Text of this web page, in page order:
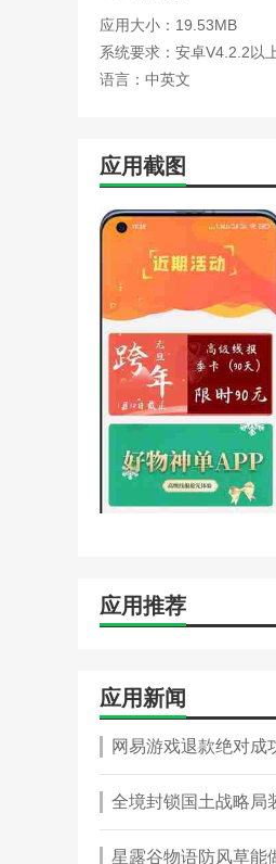
3.让用户享受更贴心的购
好物神单亮点
3.好物神单这里的网购商
4.用户可以在好物神单界
好物神单优势
1.是一个非常好用的电商
2.丰富的品种为用户提供
3.还有各种优惠券可以领
编辑推荐
BAMIBUY:每天都有很多
物。查看商品的详细信
应用大小：19.53MB
系统要求：安卓V4.2.2以
语言：中英文
应用截图
应用推荐
应用新闻